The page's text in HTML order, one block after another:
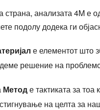
страна, анализата 4M
подолу додека ги
е елементот што
решение на
Методе тактиката за
на целта за